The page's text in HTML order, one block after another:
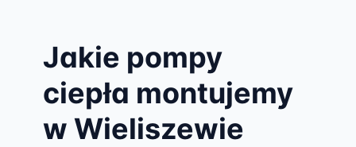
Jakie pompy
ciepła montujemy
w Wieliszewie